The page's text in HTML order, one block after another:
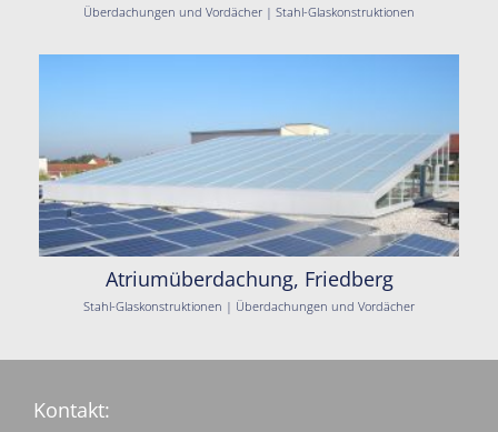
Überdachungen und Vordächer | Stahl-Glaskonstruktionen
Atriumüberdachung, Friedberg
Stahl-Glaskonstruktionen | Überdachungen und Vordächer
Kontakt: